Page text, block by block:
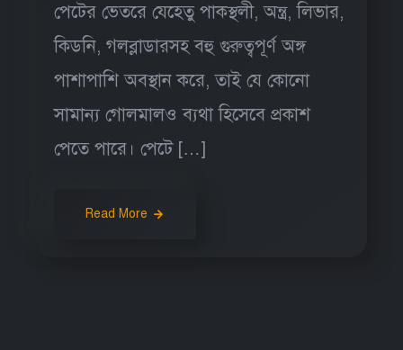
পেটের ভেতরে যেহেতু পাকস্থলী, অন্ত্র, লিভার,
কিডনি, গলব্লাডারসহ বহু গুরুত্বপূর্ণ অঙ্গ
পাশাপাশি অবস্থান করে, তাই যে কোনো
সামান্য গোলমালও ব্যথা হিসেবে প্রকাশ
পেতে পারে। পেটে […]
Read More